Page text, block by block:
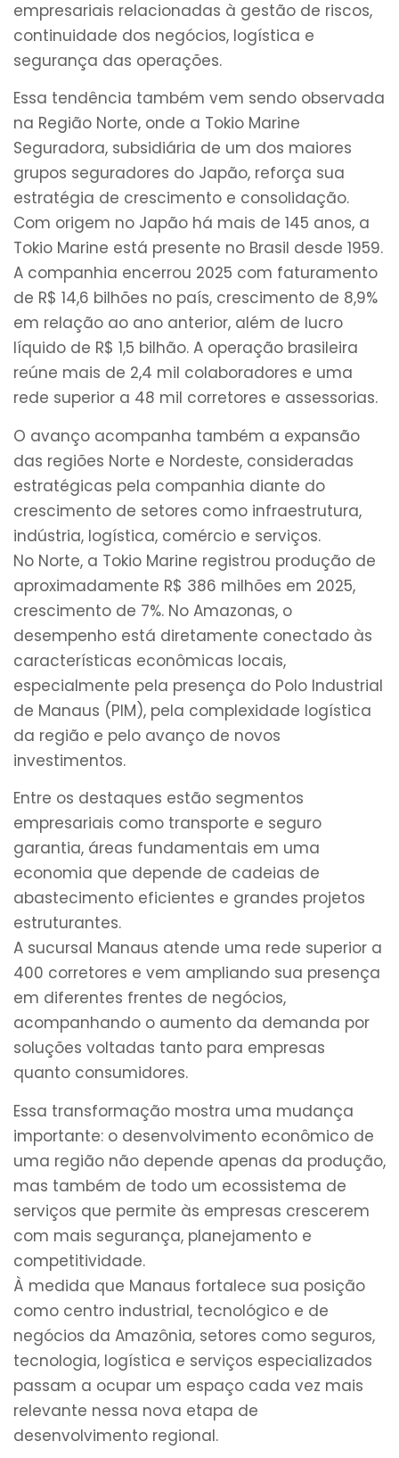
empresariais relacionadas à gestão de riscos,
continuidade dos negócios, logística e
segurança das operações.
Essa tendência também vem sendo observada
na Região Norte, onde a Tokio Marine
Seguradora, subsidiária de um dos maiores
grupos seguradores do Japão, reforça sua
estratégia de crescimento e consolidação.
Com origem no Japão há mais de 145 anos, a
Tokio Marine está presente no Brasil desde 1959.
A companhia encerrou 2025 com faturamento
de R$ 14,6 bilhões no país, crescimento de 8,9%
em relação ao ano anterior, além de lucro
líquido de R$ 1,5 bilhão. A operação brasileira
reúne mais de 2,4 mil colaboradores e uma
rede superior a 48 mil corretores e assessorias.
O avanço acompanha também a expansão
das regiões Norte e Nordeste, consideradas
estratégicas pela companhia diante do
crescimento de setores como infraestrutura,
indústria, logística, comércio e serviços.
No Norte, a Tokio Marine registrou produção de
aproximadamente R$ 386 milhões em 2025,
crescimento de 7%. No Amazonas, o
desempenho está diretamente conectado às
características econômicas locais,
especialmente pela presença do Polo Industrial
de Manaus (PIM), pela complexidade logística
da região e pelo avanço de novos
investimentos.
Entre os destaques estão segmentos
empresariais como transporte e seguro
garantia, áreas fundamentais em uma
economia que depende de cadeias de
abastecimento eficientes e grandes projetos
estruturantes.
A sucursal Manaus atende uma rede superior a
400 corretores e vem ampliando sua presença
em diferentes frentes de negócios,
acompanhando o aumento da demanda por
soluções voltadas tanto para empresas
quanto consumidores.
Essa transformação mostra uma mudança
importante: o desenvolvimento econômico de
uma região não depende apenas da produção,
mas também de todo um ecossistema de
serviços que permite às empresas crescerem
com mais segurança, planejamento e
competitividade.
À medida que Manaus fortalece sua posição
como centro industrial, tecnológico e de
negócios da Amazônia, setores como seguros,
tecnologia, logística e serviços especializados
passam a ocupar um espaço cada vez mais
relevante nessa nova etapa de
desenvolvimento regional.